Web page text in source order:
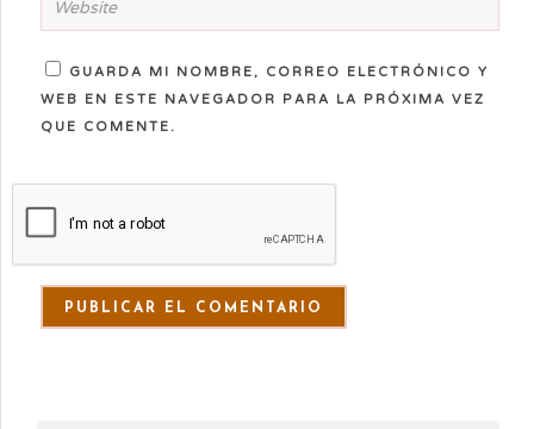
GUARDA MI NOMBRE, CORREO ELECTRÓNICO Y
WEB EN ESTE NAVEGADOR PARA LA PRÓXIMA VEZ
QUE COMENTE.